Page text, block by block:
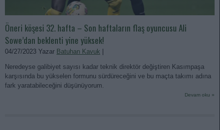
Öneri köşesi 32. hafta – Son haftaların flaş oyuncusu Ali
Sowe’dan beklenti yine yüksek!
04/27/2023 Yazar Batuhan Kavuk
Neredeyse galibiyet sayısı kadar teknik direktör değiştiren Kasımpaşa
karşısında bu yükselen formunu sürdüreceğini ve bu maçta takımı adına
fark yaratabileceğini düşünüyorum.
Devam oku »